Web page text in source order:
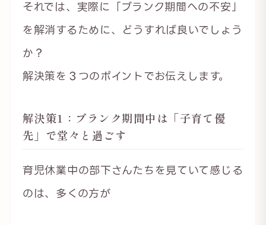
それでは、実際に「ブランク期間への不安」
を解消するために、どうすれば良いでしょう
か？
解決策を３つのポイントでお伝えします。
解決策1：ブランク期間中は「子育て優
先」で堂々と過ごす
育児休業中の部下さんたちを見ていて感じる
のは、多くの方が